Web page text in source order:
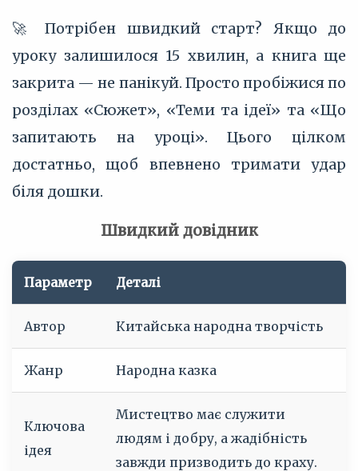
🚀 Потрібен швидкий старт? Якщо до
уроку залишилося 15 хвилин, а книга ще
закрита — не панікуй. Просто пробіжися по
розділах «Сюжет», «Теми та ідеї» та «Що
запитають на уроці». Цього цілком
достатньо, щоб впевнено тримати удар
біля дошки.
Швидкий довідник
Параметр Деталі
Автор Китайська народна творчість
Жанр Народна казка
Ключова
ідея
Мистецтво має служити
людям і добру, а жадібність
завжди призводить до краху.